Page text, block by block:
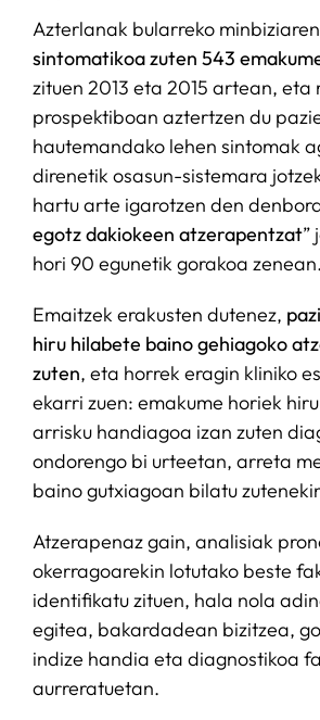
Azterlanak bularreko minbiziaren
sintomatikoa zuten 543
zituen 2013 eta 2015 artean, eta
prospektiboan aztertzen du
hautemandako lehen sintomak
direnetik osasun-sistemara
hartu arte igarotzen den
egotz dakiokeen atzerapentzat”
hori 90 egunetik gorakoa zenean.
Emaitzek erakusten dutenez,
hiru hilabete baino gehiagoko
zuten, eta horrek eragin kliniko
ekarri zuen: emakume horiek
arrisku handiagoa izan zuten
ondorengo bi urteetan, arreta
baino gutxiagoan bilatu
Atzerapenaz gain, analisiak
okerragoarekin lotutako beste
identifikatu zituen, hala nola
egitea, bakardadean bizitzea,
indize handia eta diagnostikoa
aurreratuetan.